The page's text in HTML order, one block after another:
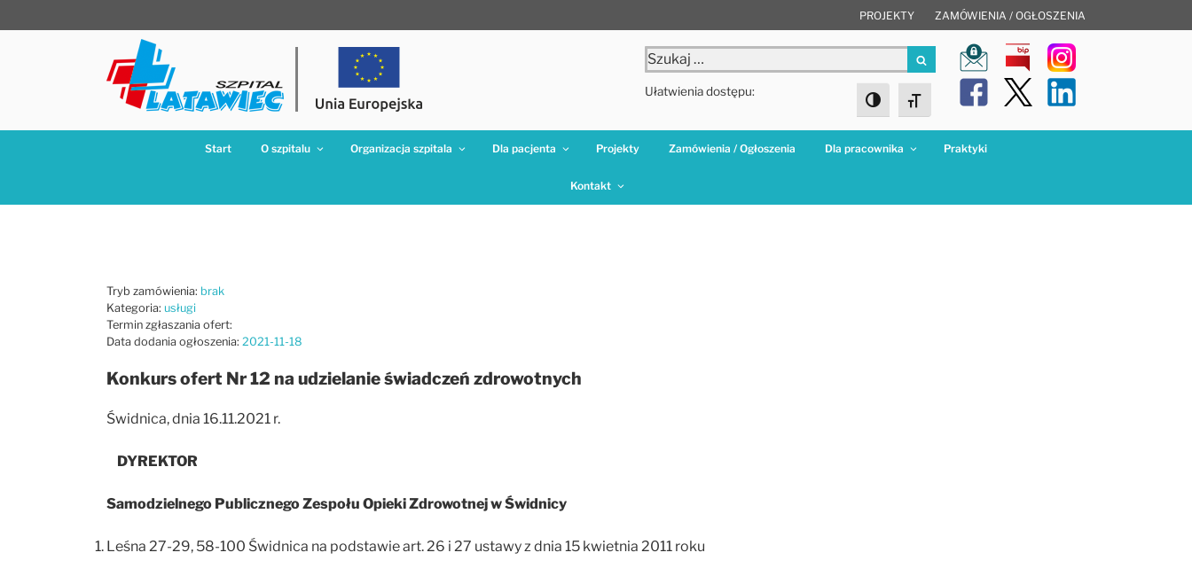
do
PROJEKTY ZAMÓWIENIA / OGŁOSZENIA
Szukaj:
Szukaj
Ułatwienia dostępu:
Toggle High Contrast
Toggle Font size
Start O szpitalu Organizacja szpitala Dla pacjenta Projekty Zamówienia / Ogłoszenia Dla pracownika Praktyki
Kontakt
Tryb zamówienia: brak
Kategoria: usługi
Termin zgłaszania ofert:
Data dodania ogłoszenia: 2021-11-18
Konkurs ofert Nr 12 na udzielanie świadczeń zdrowotnych
Świdnica, dnia 16.11.2021 r.
DYREKTOR
Samodzielnego Publicznego Zespołu Opieki Zdrowotnej w Świdnicy
Leśna 27-29, 58-100 Świdnica na podstawie art. 26 i 27 ustawy z dnia 15 kwietnia 2011 roku